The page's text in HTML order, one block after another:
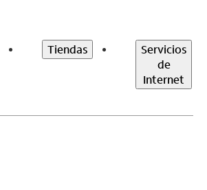
Tiendas
Servicios
de
Internet